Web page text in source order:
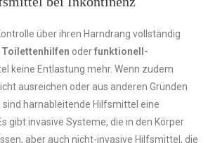
über ihren Harndrang vollständig
Toilettenhilfen oderfunktionell-
keine Entlastung mehr. Wenn zudem
ausreichen oder aus anderen Gründen
harnableitende Hilfsmittel eine
gibt invasive Systeme, die in den Körper
aber auch nicht-invasive Hilfsmittel, die